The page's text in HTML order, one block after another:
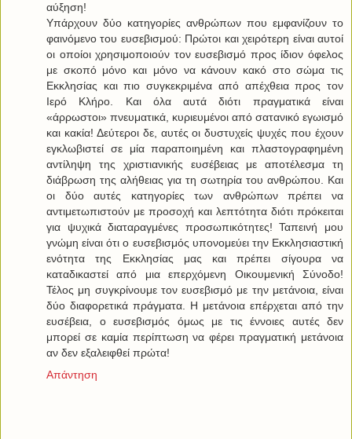
αύξηση!
Υπάρχουν δύο κατηγορίες ανθρώπων που εμφανίζουν το
φαινόμενο του ευσεβισμού: Πρώτοι και χειρότερη είναι αυτοί
οι οποίοι χρησιμοποιούν τον ευσεβισμό προς ίδιον όφελος
με σκοπό μόνο και μόνο να κάνουν κακό στο σώμα τις
Εκκλησίας και πιο συγκεκριμένα από απέχθεια προς τον
Ιερό Κλήρο. Και όλα αυτά διότι πραγματικά είναι
«άρρωστοι» πνευματικά, κυριευμένοι από σατανικό εγωισμό
και κακία! Δεύτεροι δε, αυτές οι δυστυχείς ψυχές που έχουν
εγκλωβιστεί σε μία παραποιημένη και πλαστογραφημένη
αντίληψη της χριστιανικής ευσέβειας με αποτέλεσμα τη
διάβρωση της αλήθειας για τη σωτηρία του ανθρώπου. Και
οι δύο αυτές κατηγορίες των ανθρώπων πρέπει να
αντιμετωπιστούν με προσοχή και λεπτότητα διότι πρόκειται
για ψυχικά διαταραγμένες προσωπικότητες! Ταπεινή μου
γνώμη είναι ότι ο ευσεβισμός υπονομεύει την Εκκλησιαστική
ενότητα της Εκκλησίας μας και πρέπει σίγουρα να
καταδικαστεί από μια επερχόμενη Οικουμενική Σύνοδο!
Τέλος μη συγκρίνουμε τον ευσεβισμό με την μετάνοια, είναι
δύο διαφορετικά πράγματα. Η μετάνοια επέρχεται από την
ευσέβεια, ο ευσεβισμός όμως με τις έννοιες αυτές δεν
μπορεί σε καμία περίπτωση να φέρει πραγματική μετάνοια
αν δεν εξαλειφθεί πρώτα!
Απάντηση